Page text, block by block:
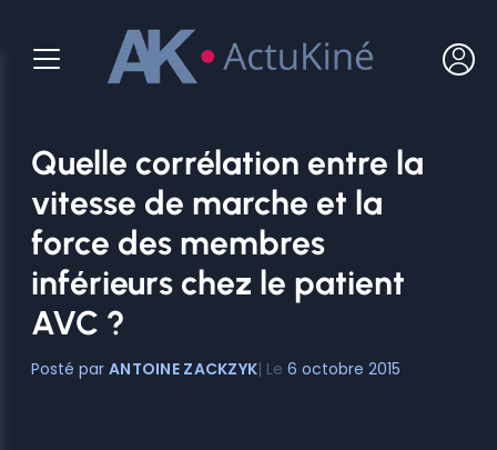
contenu
Quelle corrélation entre la
vitesse de marche et la
force des membres
inférieurs chez le patient
AVC ?
ANTOINE ZACKZYK 6 octobre 2015